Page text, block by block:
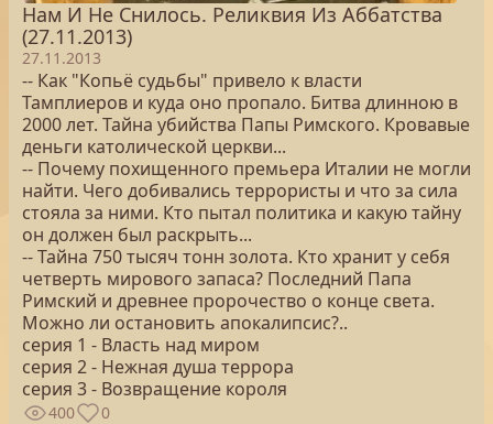
Нам И Не Снилось. Реликвия Из Аббатства
(27.11.2013)
27.11.2013
-- Как "Копьё судьбы" привело к власти
Тамплиеров и куда оно пропало. Битва длинною в
2000 лет. Тайна убийства Папы Римского. Кровавые
деньги католической церкви...
-- Почему похищенного премьера Италии не могли
найти. Чего добивались террористы и что за сила
стояла за ними. Кто пытал политика и какую тайну
он должен был раскрыть...
-- Тайна 750 тысяч тонн золота. Кто хранит у себя
четверть мирового запаса? Последний Папа
Римский и древнее пророчество о конце света.
Можно ли остановить апокалипсис?..
серия 1 - Власть над миром
серия 2 - Нежная душа террора
серия 3 - Возвращение короля
400 0